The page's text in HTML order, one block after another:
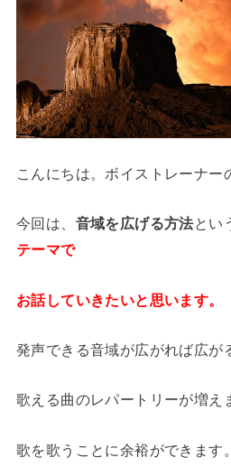
こんにちは。ボイストレーナー
今回は、 音域を広げる方法とい
テーマで
お話していきたいと思います。
発声できる音域が広がれば広が
歌える曲のレパートリーが増え
歌を歌うことに余裕ができます。